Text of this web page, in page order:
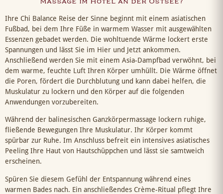
Ihre Chi Balance Reise der Sinne beginnt mit einem asiatischen
Fußbad, bei dem Ihre Füße in warmem Wasser mit ausgewählten
Essenzen gebadet werden. Die wohltuende Wärme lockert erste
Spannungen und lässt Sie im Hier und Jetzt ankommen.
Anschließend werden Sie mit einem Asia-Dampfbad verwöhnt, bei
dem warme, feuchte Luft Ihren Körper umhüllt. Die Wärme öffnet
die Poren, fördert die Durchblutung und kann dabei helfen, die
Muskulatur zu lockern und den Körper auf die folgenden
Anwendungen vorzubereiten.
Während der balinesischen Ganzkörpermassage lockern ruhige,
fließende Bewegungen Ihre Muskulatur. Ihr Körper kommt
spürbar zur Ruhe. Im Anschluss befreit ein intensives asiatisches
Peeling Ihre Haut von Hautschüppchen und lässt sie samtweich
erscheinen.
Spüren Sie diesem Gefühl der Entspannung während eines
warmen Bades nach. Ein anschließendes Crème-Ritual pflegt Ihre